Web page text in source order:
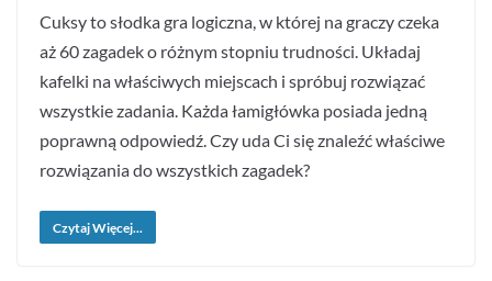
Cuksy to słodka gra logiczna, w której na graczy czeka
aż 60 zagadek o różnym stopniu trudności. Układaj
kafelki na właściwych miejscach i spróbuj rozwiązać
wszystkie zadania. Każda łamigłówka posiada jedną
poprawną odpowiedź. Czy uda Ci się znaleźć właściwe
rozwiązania do wszystkich zagadek?
Czytaj Więcej...